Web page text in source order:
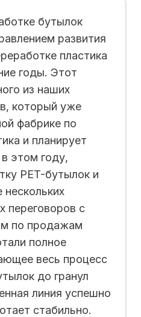
бутылок
развития
пластика
годы. Этот
из наших
который уже
фабрике по
и планирует
этом году,
PET-бутылок и
переговоров с
по продажам
полное
весь процесс
до гранул
линия успешно
стабильно.